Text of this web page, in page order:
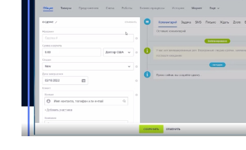
Смотреть проект